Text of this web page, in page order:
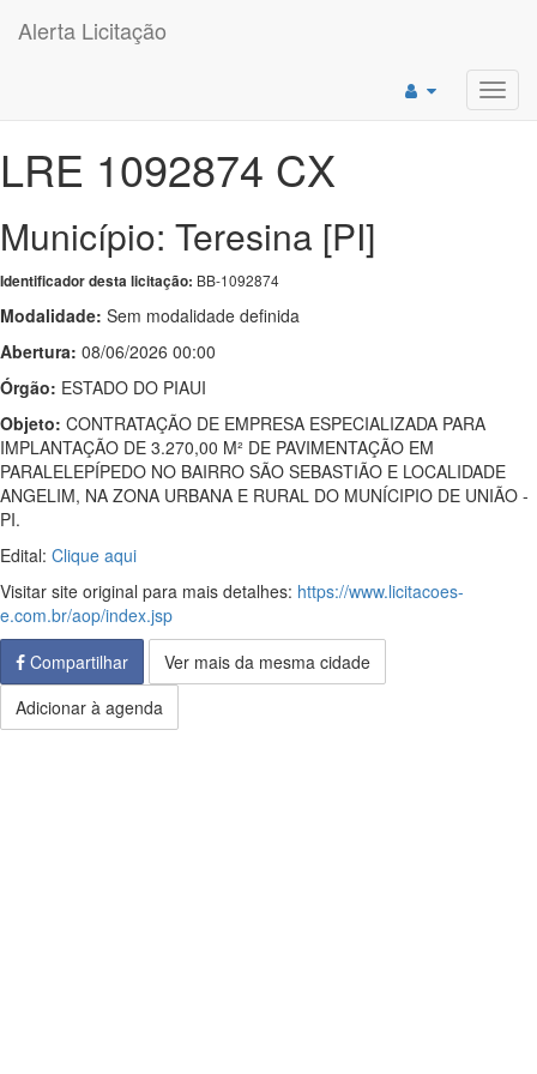
Alerta Licitação
LRE 1092874 CX
Município: Teresina [PI]
Identificador desta licitação: BB-1092874
Modalidade: Sem modalidade definida
Abertura: 08/06/2026 00:00
Órgão: ESTADO DO PIAUI
Objeto: CONTRATAÇÃO DE EMPRESA ESPECIALIZADA PARA
IMPLANTAÇÃO DE 3.270,00 M² DE PAVIMENTAÇÃO EM
PARALELEPÍPEDO NO BAIRRO SÃO SEBASTIÃO E LOCALIDADE
ANGELIM, NA ZONA URBANA E RURAL DO MUNÍCIPIO DE UNIÃO -
PI.
Edital: Clique aqui
Visitar site original para mais detalhes: https://www.licitacoes-
e.com.br/aop/index.jsp
Compartilhar
Ver mais da mesma cidade
Adicionar à agenda